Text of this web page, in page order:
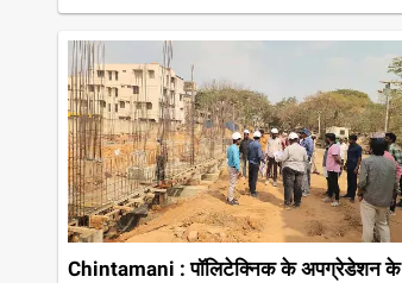
Chintamani : पॉलिटेक्निक के अपग्रेडेशन के